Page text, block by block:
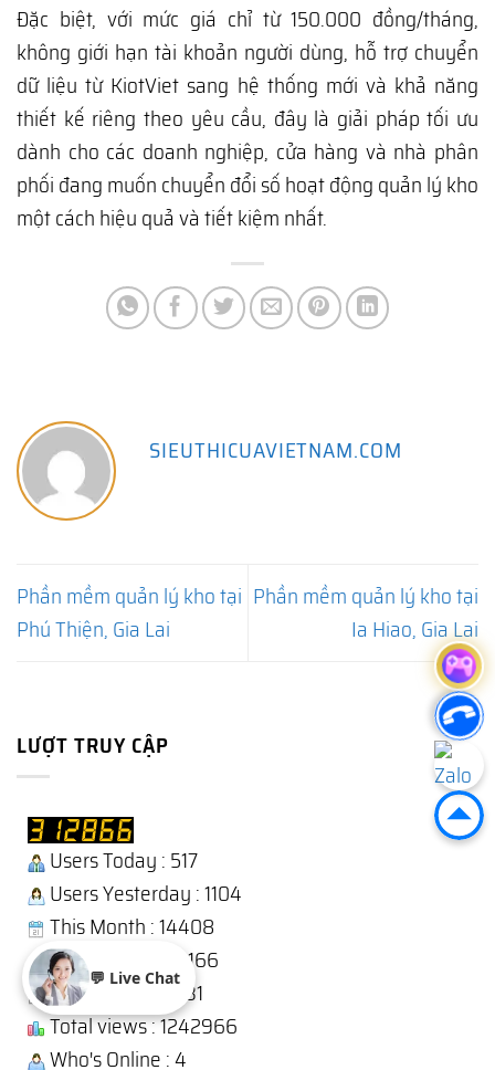
Đặc biệt, với mức giá chỉ từ 150.000 đồng/tháng,
không giới hạn tài khoản người dùng, hỗ trợ chuyển
dữ liệu từ KiotViet sang hệ thống mới và khả năng
thiết kế riêng theo yêu cầu, đây là giải pháp tối ưu
dành cho các doanh nghiệp, cửa hàng và nhà phân
phối đang muốn chuyển đổi số hoạt động quản lý kho
một cách hiệu quả và tiết kiệm nhất.
SIEUTHICUAVIETNAM.COM
Phần mềm quản lý kho tại
Phú Thiện, Gia Lai
Phần mềm quản lý kho tại
Ia Hiao, Gia Lai
LƯỢT TRUY CẬP
Users Today : 517
Users Yesterday : 1104
This Month : 14408
Total Users : 312166
Views Today : 931
Total views : 1242966
Who's Online : 4
💬 Live Chat